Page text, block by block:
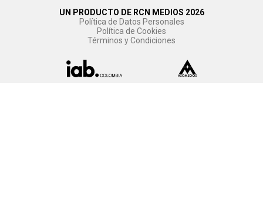
UN PRODUCTO DE RCN MEDIOS 2026
Política de Datos Personales
Política de Cookies
Términos y Condiciones